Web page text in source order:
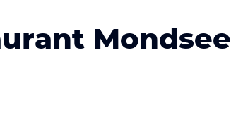
Mondsee